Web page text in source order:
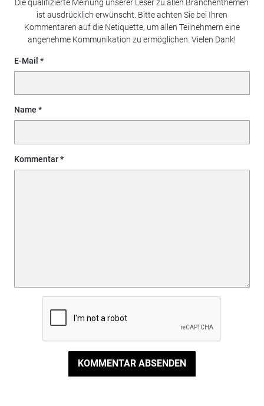
Die qualifizierte Meinung unserer Leser zu allen Branchenthemen
ist ausdrücklich erwünscht. Bitte achten Sie bei Ihren
Kommentaren auf die Netiquette, um allen Teilnehmern eine
angenehme Kommunikation zu ermöglichen. Vielen Dank!
E-Mail
Name
Kommentar
KOMMENTAR ABSENDEN